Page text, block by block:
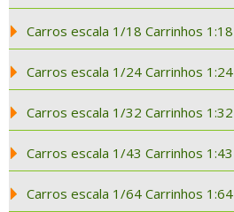
Carros escala 1/18 Carrinhos 1:18
Carros escala 1/24 Carrinhos 1:24
Carros escala 1/32 Carrinhos 1:32
Carros escala 1/43 Carrinhos 1:43
Carros escala 1/64 Carrinhos 1:64